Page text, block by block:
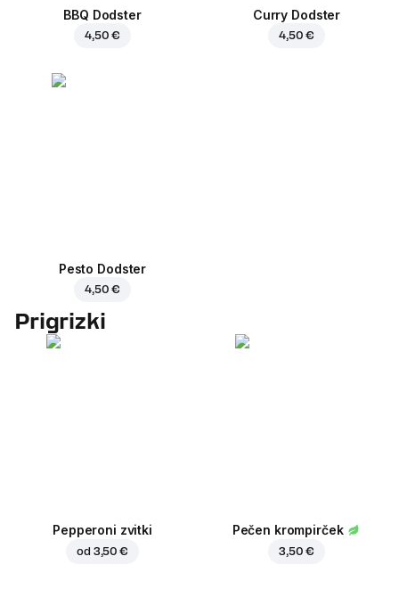
BBQ Dodster
4,50 €
Curry Dodster
4,50 €
Pesto Dodster
4,50 €
Prigrizki
Pepperoni zvitki
od 3,50 €
Pečen krompirček
3,50 €